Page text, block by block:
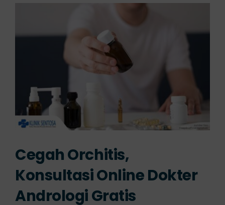
Cegah Orchitis,
Konsultasi Online Dokter
Andrologi Gratis